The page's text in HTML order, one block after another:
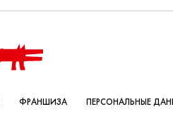
ФРАНШИЗА ПЕРСОНАЛЬНЫЕ